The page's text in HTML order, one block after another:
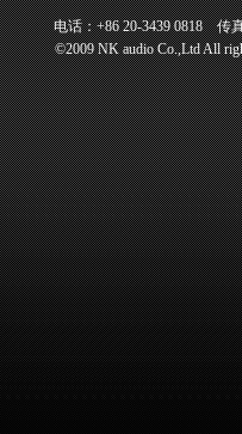
电话：+86 20-3439 0818 传
©2009 NK audio Co.,Ltd All